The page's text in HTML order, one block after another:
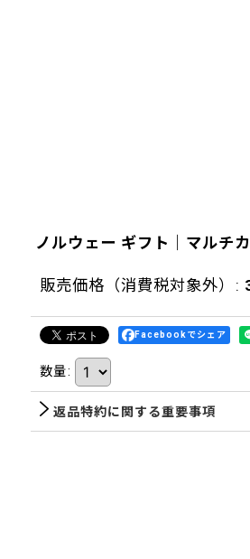
ノルウェー ギフト｜マルチ
販売価格（消費税対象外） :
Facebookでシェア
数量:
返品特約に関する重要事項